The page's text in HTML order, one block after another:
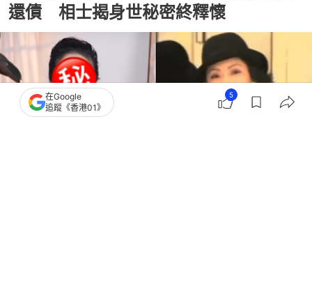
還債 相士揭身世秘密終釋懷
在Google
追蹤《香港01》
5